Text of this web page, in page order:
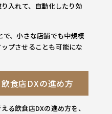
入れて、自動化したり効
、小さな店舗でも中規模
プさせることも可能にな
食店DXの進め方
る飲食店DXの進め方を、